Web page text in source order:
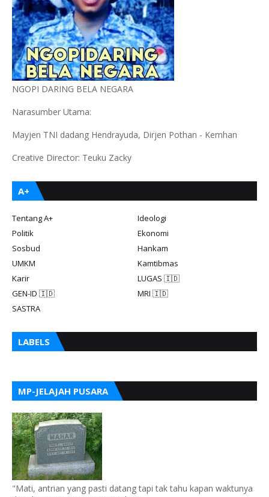
NGOPI DARING BELA NEGARA
Narasumber Utama:
Mayjen TNI dadang Hendrayuda, Dirjen Pothan - Kemhan
Creative Director: Teuku Zacky
A+
Tentang A+
Ideologi
Politik
Ekonomi
Sosbud
Hankam
UMKM
Kamtibmas
Karir
LUGAS 🇮🇩
GEN-ID 🇮🇩
MRI 🇮🇩
SASTRA
LABELS
MP-JELAJAH PUSARA
"Mati, antrian yang pasti datang tapi tak tahu kapan waktunya